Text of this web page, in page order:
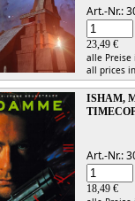
Art.-Nr.:
23,49 €
alle
all prices
ISHAM,
Art.-Nr.:
18,49 €